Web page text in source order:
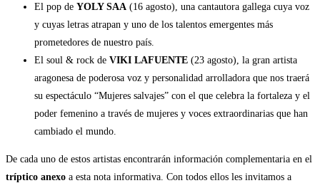
El pop de YOLY SAA (16 agosto), una cantautora gallega cuya voz
y cuyas letras atrapan y uno de los talentos emergentes más
prometedores de nuestro país.
El soul & rock de VIKI LAFUENTE (23 agosto), la gran artista
aragonesa de poderosa voz y personalidad arrolladora que nos traerá
su espectáculo “Mujeres salvajes” con el que celebra la fortaleza y el
poder femenino a través de mujeres y voces extraordinarias que han
cambiado el mundo.
De cada uno de estos artistas encontrarán información complementaria en el
tríptico anexo a esta nota informativa. Con todos ellos les invitamos a